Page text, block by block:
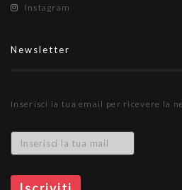
Instagram
Newsletter
Inserisci la tua email per ricevere la